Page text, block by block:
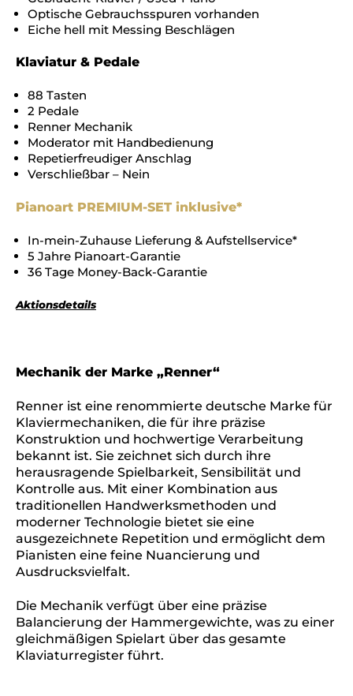
Optische Gebrauchsspuren vorhanden
Eiche hell mit Messing Beschlägen
Klaviatur & Pedale
88 Tasten
2 Pedale
Renner Mechanik
Moderator mit Handbedienung
Repetierfreudiger Anschlag
Verschließbar – Nein
Pianoart PREMIUM-SET inklusive*
In-mein-Zuhause Lieferung & Aufstellservice*
5 Jahre Pianoart-Garantie
36 Tage Money-Back-Garantie
Aktionsdetails
Mechanik der Marke „Renner“
Renner ist eine renommierte deutsche Marke für
Klaviermechaniken, die für ihre präzise
Konstruktion und hochwertige Verarbeitung
bekannt ist. Sie zeichnet sich durch ihre
herausragende Spielbarkeit, Sensibilität und
Kontrolle aus. Mit einer Kombination aus
traditionellen Handwerksmethoden und
moderner Technologie bietet sie eine
ausgezeichnete Repetition und ermöglicht dem
Pianisten eine feine Nuancierung und
Ausdrucksvielfalt.
Die Mechanik verfügt über eine präzise
Balancierung der Hammergewichte, was zu einer
gleichmäßigen Spielart über das gesamte
Klaviaturregister führt.